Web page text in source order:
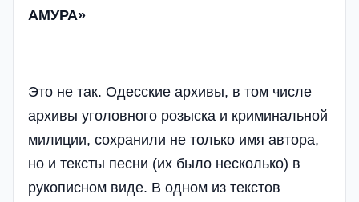
АМУРА»
Это не так. Одесские архивы, в том числе
архивы уголовного розыска и криминальной
милиции, сохранили не только имя автора,
но и тексты песни (их было несколько) в
рукописном виде. В одном из текстов